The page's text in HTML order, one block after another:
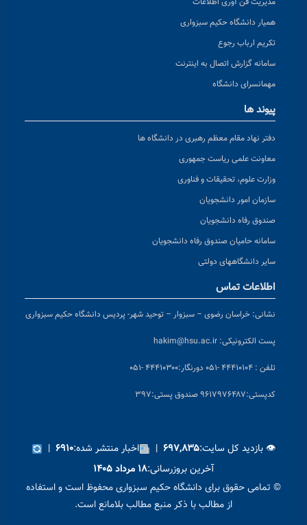
همیار دانشگاه حکیم سبزواری
تکریم ارباب رجوع
سامانه گزارش اتصال به اینترنت
مهمانسرای دانشگاه
پیوند ها
دفتر نهاد مقام معظم رهبری در دانشگاه ها
معاونت علمی ریاست جمهوری
وزارت علوم، تحقیقات و فناوری
سازمان امور دانشجویان
صندوق رفاه دانشجویان
سامانه حامیان صندوق رفاه دانشجویان
سایر دانشگاههای دولتی
اطلاعات تماس
نشانی: خراسان رضوی – سبزوار – توحید شهر- پردیس دانشگاه حکیم سبزواری
پست الکترونیکی: hakim@hsu.ac.ir
تلفن : ۴۴۴۱۰۱۰۴ -۰۵۱ دورنگار:۴۴۴۱۰۳۰۰ -۰۵۱
کدپستی:۹۶۱۷۹۷۶۴۸۷ صندوق پستی:۳۹۷
👁 بازدید کل سایت:۶۹۷,۸۳۵ | اخبار منتشر شده:۶۹۱۰ |
آخرین بروزرسانی:۱۸ مرداد ۱۴۰۵
© تمامی حقوق برای دانشگاه حکیم سبزواری محفوظ است و استفاده
از مطالب با ذکر منبع مطالب بلامانع است.